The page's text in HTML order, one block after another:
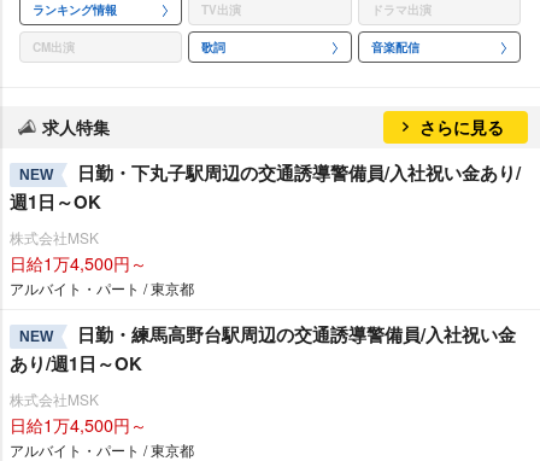
ランキング情報 TV出演 ドラマ出演
CM出演 歌詞 音楽配信
求人特集 さらに見る
NEW
日勤・下丸子駅周辺の交通誘導警備員/入社祝い金あり/
週1日～OK
株式会社MSK
日給1万4,500円～
アルバイト・パート / 東京都
NEW
日勤・練馬高野台駅周辺の交通誘導警備員/入社祝い金
あり/週1日～OK
株式会社MSK
日給1万4,500円～
アルバイト・パート / 東京都